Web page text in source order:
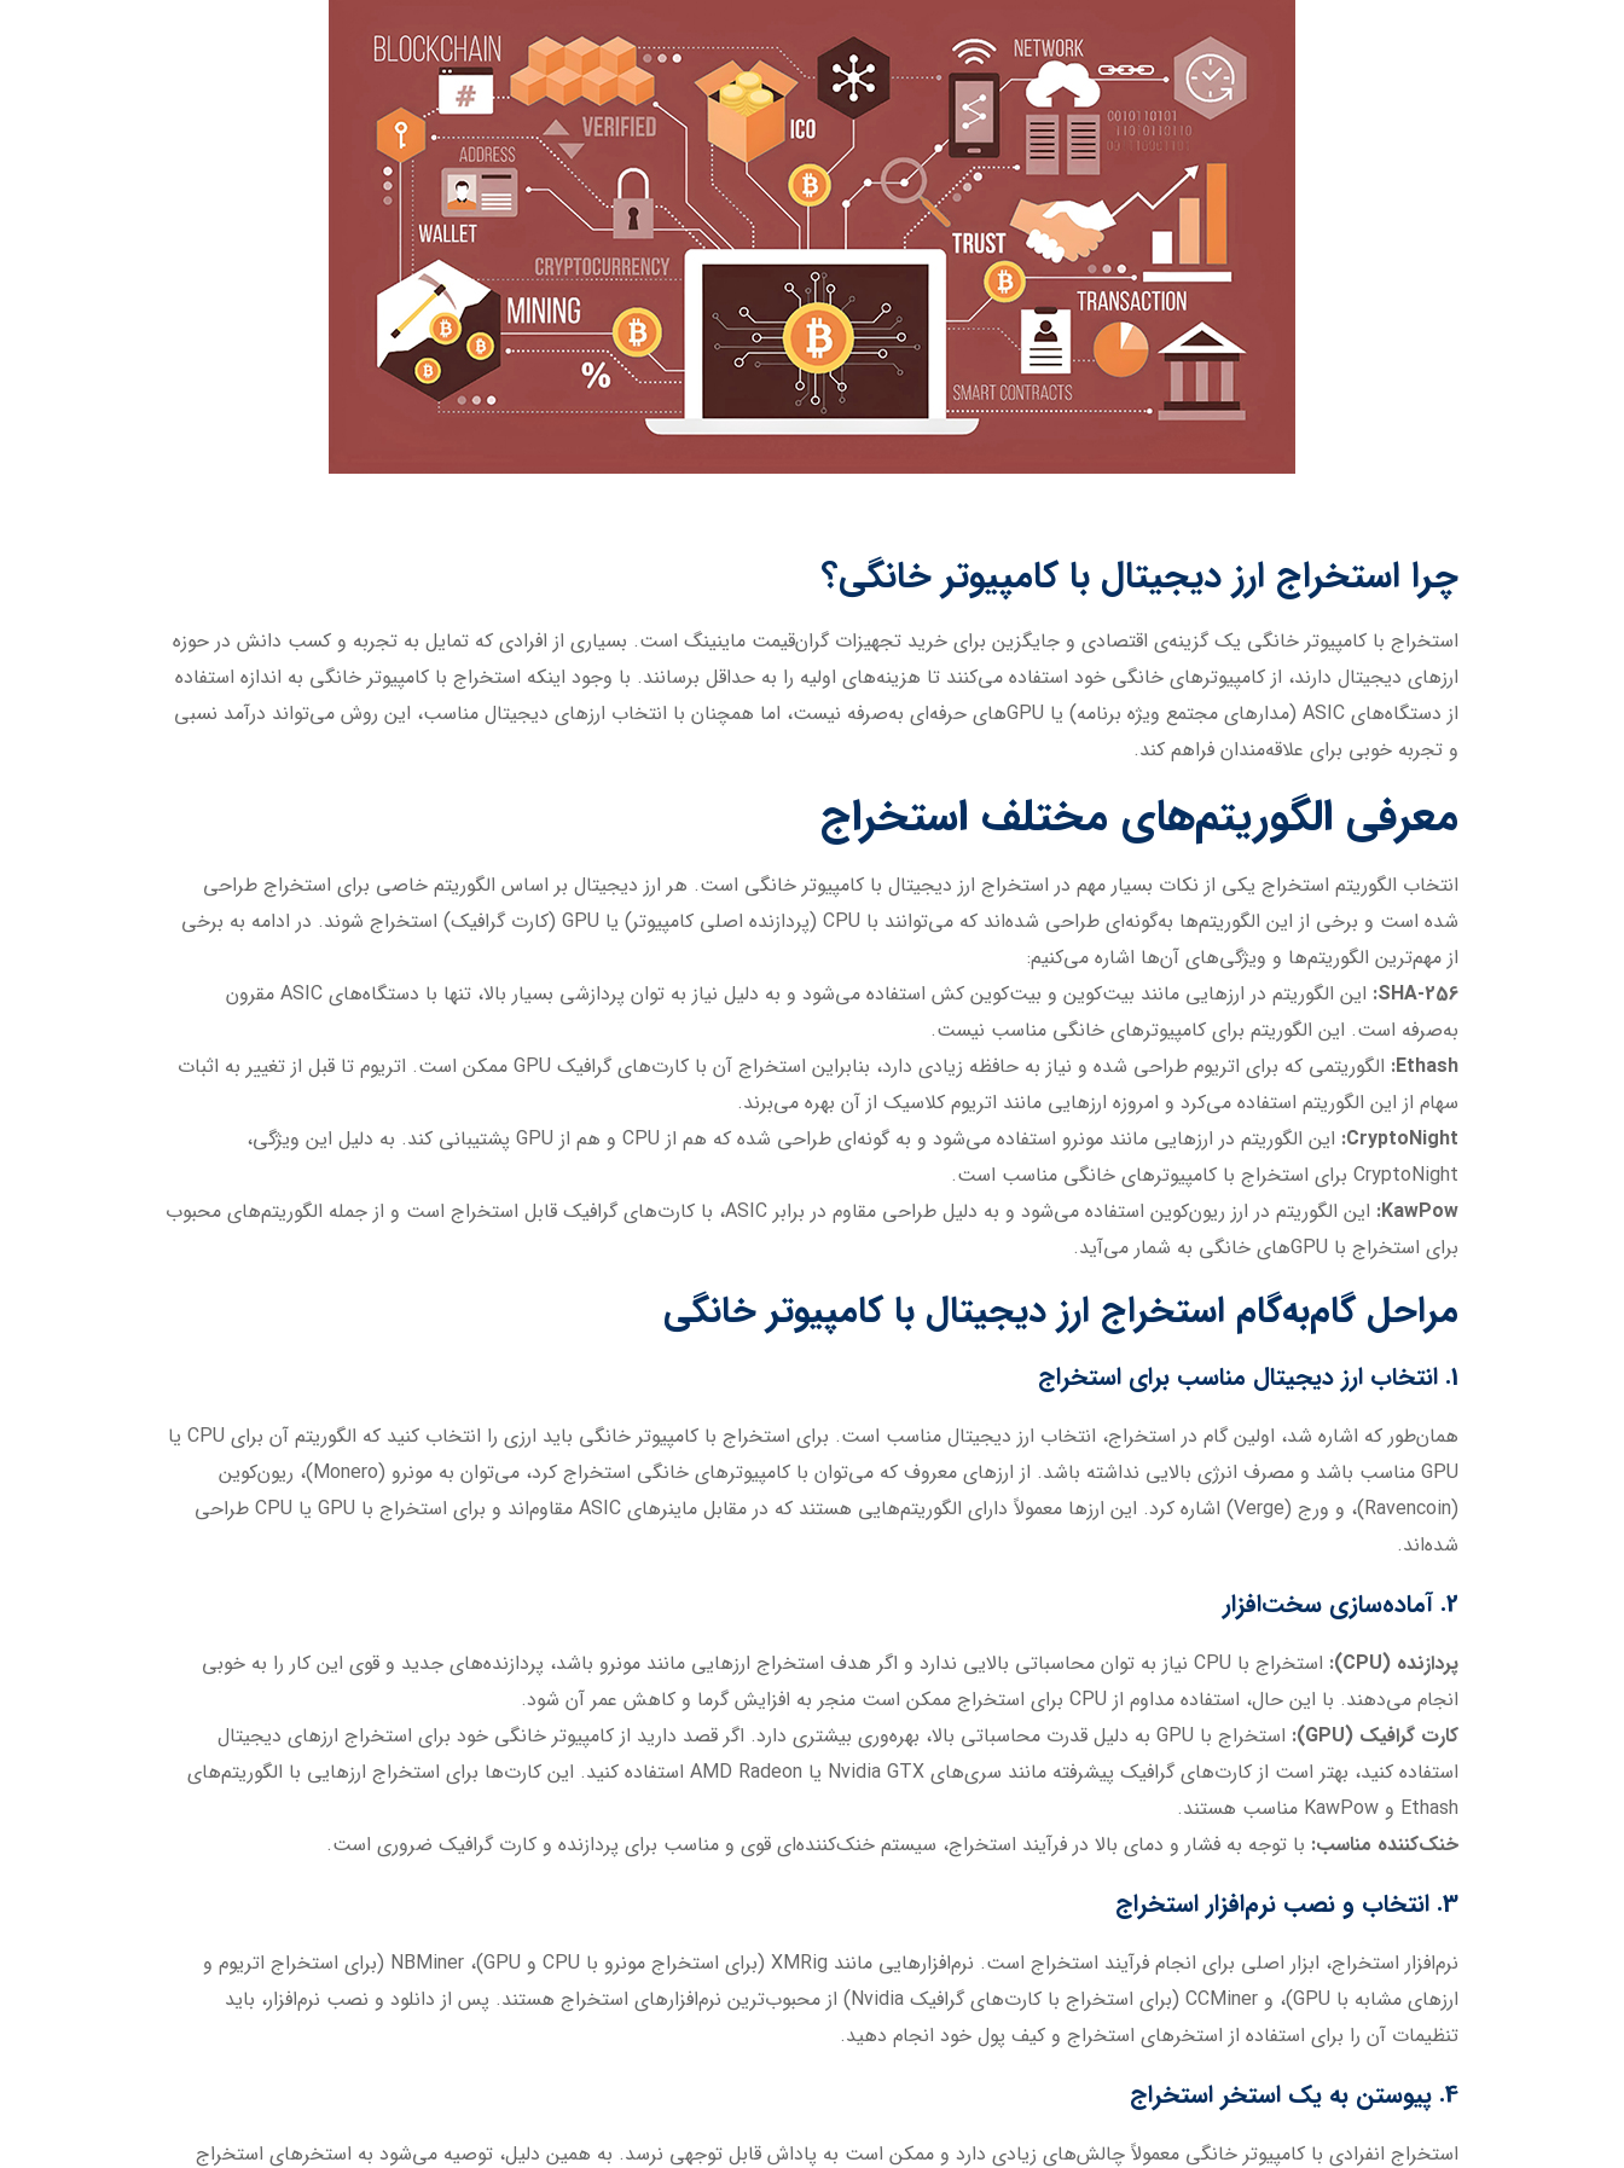
چرا استخراج ارز دیجیتال با کامپیوتر خانگی؟
استخراج با کامپیوتر خانگی یک گزینه‌ی اقتصادی و جایگزین برای خرید تجهیزات گران‌قیمت ماینینگ است. بسیاری از افرادی که تمایل به تجربه و کسب دانش در حوزه
ارزهای دیجیتال دارند، از کامپیوترهای خانگی خود استفاده می‌کنند تا هزینه‌های اولیه را به حداقل برسانند. با وجود اینکه استخراج با کامپیوتر خانگی به اندازه استفاده
از دستگاه‌های ASIC (مدارهای مجتمع ویژه برنامه) یا GPUهای حرفه‌ای به‌صرفه نیست، اما همچنان با انتخاب ارزهای دیجیتال مناسب، این روش می‌تواند درآمد نسبی
و تجربه خوبی برای علاقه‌مندان فراهم کند.
معرفی الگوریتم‌های مختلف استخراج
انتخاب الگوریتم استخراج یکی از نکات بسیار مهم در استخراج ارز دیجیتال با کامپیوتر خانگی است. هر ارز دیجیتال بر اساس الگوریتم خاصی برای استخراج طراحی
شده است و برخی از این الگوریتم‌ها به‌گونه‌ای طراحی شده‌اند که می‌توانند با CPU (پردازنده اصلی کامپیوتر) یا GPU (کارت گرافیک) استخراج شوند. در ادامه به برخی
از مهم‌ترین الگوریتم‌ها و ویژگی‌های آن‌ها اشاره می‌کنیم:
SHA-256:
این الگوریتم در ارزهایی مانند بیت‌کوین و بیت‌کوین کش استفاده می‌شود و به دلیل نیاز به توان پردازشی بسیار بالا، تنها با دستگاه‌های ASIC مقرون
به‌صرفه است. این الگوریتم برای کامپیوترهای خانگی مناسب نیست.
Ethash:
الگوریتمی که برای اتریوم طراحی شده و نیاز به حافظه زیادی دارد، بنابراین استخراج آن با کارت‌های گرافیک GPU ممکن است. اتریوم تا قبل از تغییر به اثبات
سهام از این الگوریتم استفاده می‌کرد و امروزه ارزهایی مانند اتریوم کلاسیک از آن بهره می‌برند.
CryptoNight:
این الگوریتم در ارزهایی مانند مونرو استفاده می‌شود و به گونه‌ای طراحی شده که هم از CPU و هم از GPU پشتیبانی کند. به دلیل این ویژگی،
CryptoNight برای استخراج با کامپیوترهای خانگی مناسب است.
KawPow:
این الگوریتم در ارز ریون‌کوین استفاده می‌شود و به دلیل طراحی مقاوم در برابر ASIC، با کارت‌های گرافیک قابل استخراج است و از جمله الگوریتم‌های محبوب
برای استخراج با GPUهای خانگی به شمار می‌آید.
مراحل گام‌به‌گام استخراج ارز دیجیتال با کامپیوتر خانگی
1. انتخاب ارز دیجیتال مناسب برای استخراج
همان‌طور که اشاره شد، اولین گام در استخراج، انتخاب ارز دیجیتال مناسب است. برای استخراج با کامپیوتر خانگی باید ارزی را انتخاب کنید که الگوریتم آن برای CPU یا
GPU مناسب باشد و مصرف انرژی بالایی نداشته باشد. از ارزهای معروف که می‌توان با کامپیوترهای خانگی استخراج کرد، می‌توان به مونرو (Monero)، ریون‌کوین
(Ravencoin)، و ورج (Verge) اشاره کرد. این ارزها معمولاً دارای الگوریتم‌هایی هستند که در مقابل ماینرهای ASIC مقاوم‌اند و برای استخراج با GPU یا CPU طراحی
شده‌اند.
2. آماده‌سازی سخت‌افزار
پردازنده (CPU):
استخراج با CPU نیاز به توان محاسباتی بالایی ندارد و اگر هدف استخراج ارزهایی مانند مونرو باشد، پردازنده‌های جدید و قوی این کار را به خوبی
انجام می‌دهند. با این حال، استفاده مداوم از CPU برای استخراج ممکن است منجر به افزایش گرما و کاهش عمر آن شود.
کارت گرافیک (GPU):
استخراج با GPU به دلیل قدرت محاسباتی بالا، بهره‌وری بیشتری دارد. اگر قصد دارید از کامپیوتر خانگی خود برای استخراج ارزهای دیجیتال
استفاده کنید، بهتر است از کارت‌های گرافیک پیشرفته مانند سری‌های Nvidia GTX یا AMD Radeon استفاده کنید. این کارت‌ها برای استخراج ارزهایی با الگوریتم‌های
Ethash و KawPow مناسب هستند.
خنک‌کننده مناسب: با توجه به فشار و دمای بالا در فرآیند استخراج، سیستم خنک‌کننده‌ای قوی و مناسب برای پردازنده و کارت گرافیک ضروری است.
3. انتخاب و نصب نرم‌افزار استخراج
نرم‌افزار استخراج، ابزار اصلی برای انجام فرآیند استخراج است. نرم‌افزارهایی مانند XMRig (برای استخراج مونرو با CPU و GPU)، NBMiner (برای استخراج اتریوم و
ارزهای مشابه با GPU)، و CCMiner (برای استخراج با کارت‌های گرافیک Nvidia) از محبوب‌ترین نرم‌افزارهای استخراج هستند. پس از دانلود و نصب نرم‌افزار، باید
تنظیمات آن را برای استفاده از استخرهای استخراج و کیف پول خود انجام دهید.
4. پیوستن به یک استخر استخراج
استخراج انفرادی با کامپیوتر خانگی معمولاً چالش‌های زیادی دارد و ممکن است به پاداش قابل توجهی نرسد. به همین دلیل، توصیه می‌شود به استخرهای استخراج